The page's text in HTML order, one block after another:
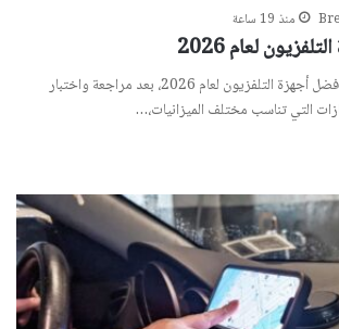
منذ 19 ساعة
لعام 2026
أعدّ خبراء التقنية قائمة بأفضل أجهزة التلفزيون لعام 2026، بعد مراجعة واختبار
التي تناسب مختلف الميزانيات،…